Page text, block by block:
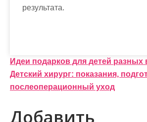
результата.
Н
а
Идеи подарков для детей разных
Детский хирург: показания,
послеоперационный уход
Добавить